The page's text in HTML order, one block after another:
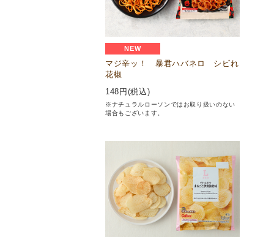
NEW
マジ辛ッ！ 暴君ハバネロ シビれ
花椒
148 円(税込)
※ナチュラルローソンではお取り扱いのない
場合もございます。